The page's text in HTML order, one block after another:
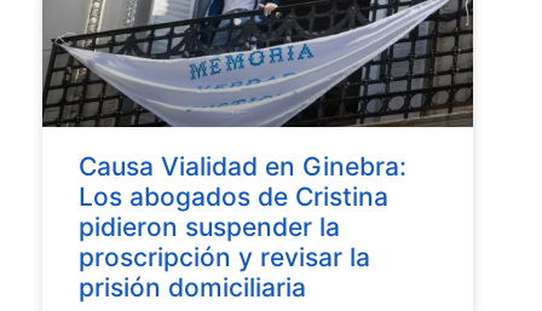
Causa Vialidad en Ginebra:
Los abogados de Cristina
pidieron suspender la
proscripción y revisar la
prisión domiciliaria